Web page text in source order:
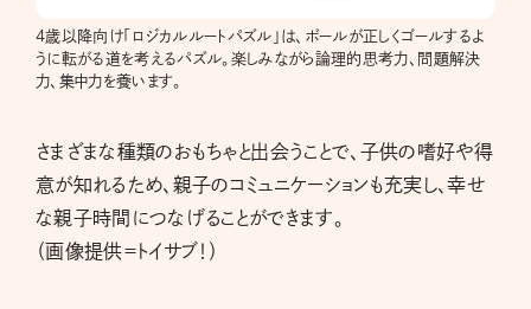
4歳以降向け「ロジカルルートパズル」は、ボールが正しくゴールするよ
うに転がる道を考えるパズル。楽しみながら論理的思考力、問題解決
力、集中力を養います。
さまざまな種類のおもちゃと出会うことで、子供の嗜好や得
意が知れるため、親子のコミュニケーションも充実し、幸せ
な親子時間につなげることができます。
（画像提供＝トイサブ！）